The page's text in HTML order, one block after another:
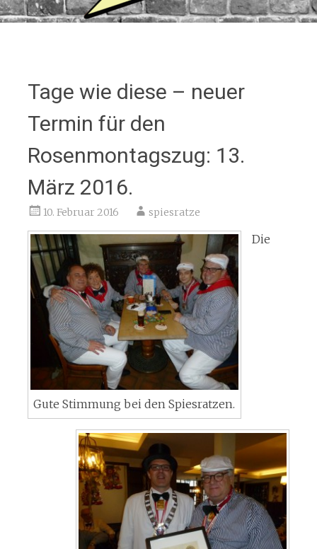
Tage wie diese – neuer
Termin für den
Rosenmontagszug: 13.
März 2016.
10. Februar 2016 spiesratze
Gute Stimmung bei den Spiesratzen.
Die